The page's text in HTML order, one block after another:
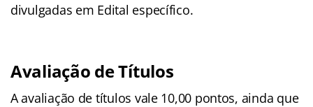
divulgadas em Edital específico.
Avaliação de Títulos
A avaliação de títulos vale 10,00 pontos, ainda que